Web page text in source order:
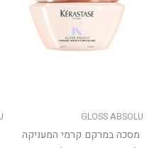
GLOSS ABSOLU
מסכה במרקם קרמי המעניקה